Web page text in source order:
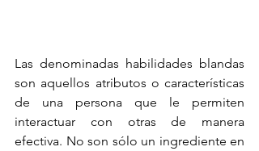
Las denominadas habilidades blandas
son aquellos atributos o características
de una persona que le permiten
interactuar con otras de manera
efectiva. No son sólo un ingrediente en